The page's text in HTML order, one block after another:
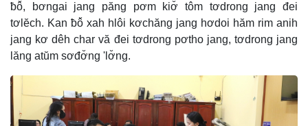
ƀô̆, bơngai jang păng pơm kiơ̆ tôm tơdrong jang đei
tơlĕch. Kan ƀô̆ xah hlôi kơchăng jang hơdoi hăm rim anih
jang kơ dêh char vă đei tơdrong pơtho jang, tơdrong jang
lăng atŭm sơđơ̆ng 'lơ̆ng.